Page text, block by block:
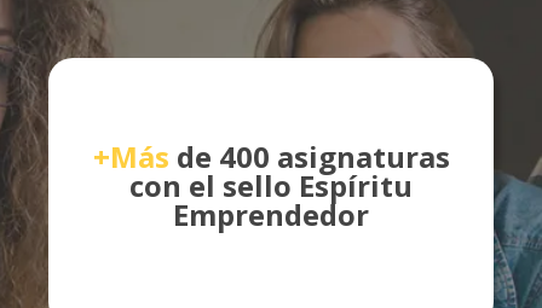
+Más de 400 asignaturas
con el sello Espíritu
Emprendedor